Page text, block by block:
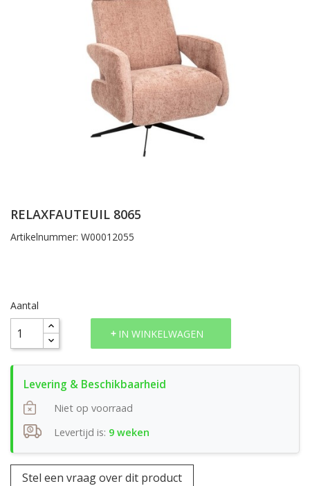
RELAXFAUTEUIL 8065
Artikelnummer: W00012055
Aantal
IN WINKELWAGEN
Niet op voorraad
Levertijd is: 9 weken
Stel een vraag over dit product